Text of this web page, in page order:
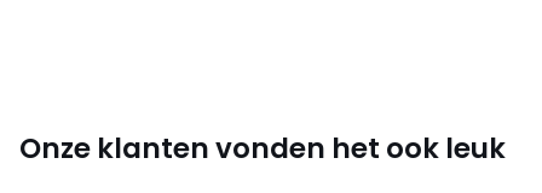
Kleuren Zwart, Marineblauw
Onze klanten vonden het ook leuk